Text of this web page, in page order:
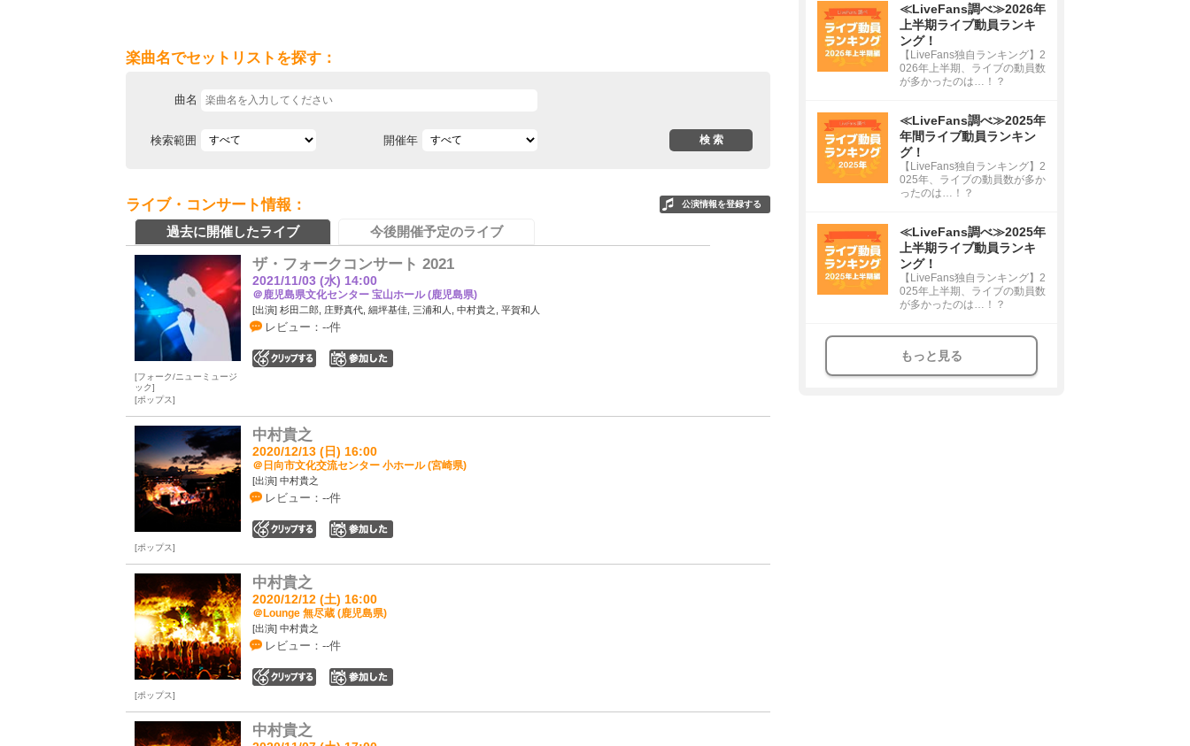
楽曲名でセットリストを探す：
曲名
検索範囲 開催年
ライブ・コンサート情報： 公演情報を登録する
過去に開催したライブ 今後開催予定のライブ
ザ・フォークコンサート 2021
2021/11/03 (水) 14:00
＠鹿児島県文化センター 宝山ホール (鹿児島県)
[出演] 杉田二郎, 庄野真代, 細坪基佳, 三浦和人, 中村貴之, 平賀和人
レビュー：--件
フォーク/ニューミュージ
ック
ポップス
中村貴之
2020/12/13 (日) 16:00
＠日向市文化交流センター 小ホール (宮崎県)
[出演] 中村貴之
レビュー：--件
ポップス
中村貴之
2020/12/12 (土) 16:00
＠Lounge 無尽蔵 (鹿児島県)
[出演] 中村貴之
レビュー：--件
ポップス
中村貴之
≪LiveFans調べ≫2026年
上半期ライブ動員ランキ
ング！
【LiveFans独自ランキング】2
026年上半期、ライブの動員数
が多かったのは…！？
≪LiveFans調べ≫2025年
年間ライブ動員ランキン
グ！
【LiveFans独自ランキング】2
025年、ライブの動員数が多か
ったのは…！？
≪LiveFans調べ≫2025年
上半期ライブ動員ランキ
ング！
【LiveFans独自ランキング】2
025年上半期、ライブの動員数
が多かったのは…！？
もっと見る